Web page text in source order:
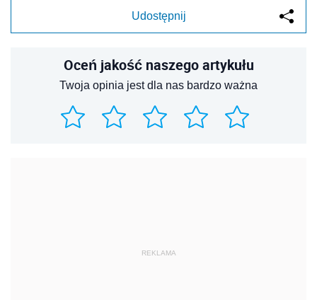
Udostępnij
Oceń jakość naszego artykułu
Twoja opinia jest dla nas bardzo ważna
REKLAMA